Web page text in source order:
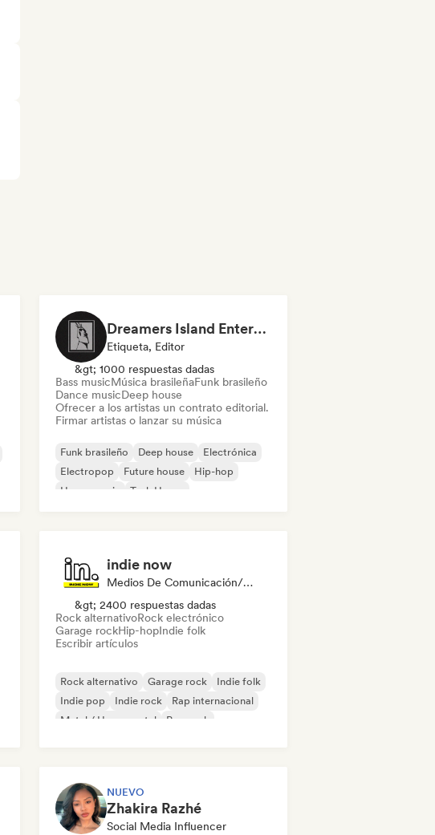
Dreamers Island Entertainment
Etiqueta, Editor
&gt; 1000 respuestas dadas
Bass musicMúsica brasileñaFunk brasileño
Dance musicDeep house
Ofrecer a los artistas un contrato editorial.
Firmar artistas o lanzar su música
Funk brasileño Deep house
Electrónica
Electropop
Future house
Hip-hop
House music
Tech House
indie now
Medios De Comunicación/Periodista
&gt; 2400 respuestas dadas
Rock alternativoRock electrónico
Garage rockHip-hopIndie folk
Escribir artículos
Rock alternativo Garage rock
Indie folk
Indie pop
Indie rock
Rap internacional
Metal / Heavy metal
Pop rock
NUEVO
Zhakira Razhé
Social Media Influencer